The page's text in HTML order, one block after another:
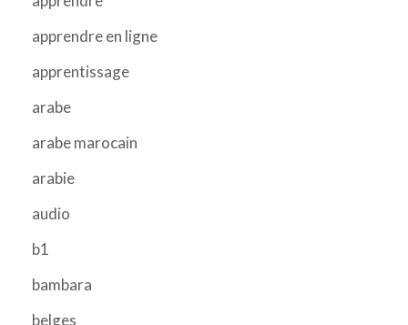
apprendre en ligne
apprentissage
arabe
arabe marocain
arabie
audio
b1
bambara
belges